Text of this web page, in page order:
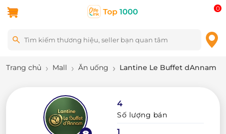
0
Trang chủ Mall Ăn uống Lantine Le Buffet dAnnam
4
Số lượng bán
1